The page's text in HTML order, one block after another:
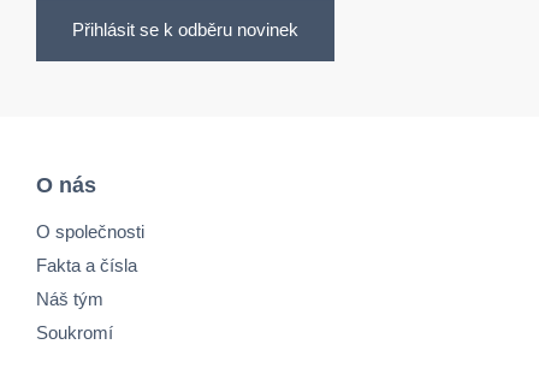
Přihlásit se k odběru novinek
O nás
O společnosti
Fakta a čísla
Náš tým
Soukromí